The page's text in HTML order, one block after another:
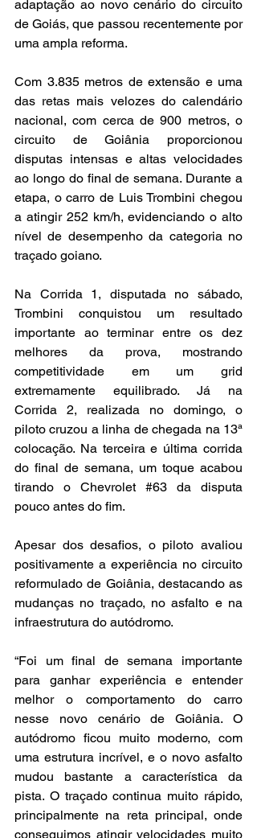
adaptação ao novo cenário do circuito
de Goiás, que passou recentemente por
uma ampla reforma.
Com 3.835 metros de extensão e uma
das retas mais velozes do calendário
nacional, com cerca de 900 metros, o
circuito de Goiânia proporcionou
disputas intensas e altas velocidades
ao longo do final de semana. Durante a
etapa, o carro de Luis Trombini chegou
a atingir 252 km/h, evidenciando o alto
nível de desempenho da categoria no
traçado goiano.
Na Corrida 1, disputada no sábado,
Trombini conquistou um resultado
importante ao terminar entre os dez
melhores da prova, mostrando
competitividade em um grid
extremamente equilibrado. Já na
Corrida 2, realizada no domingo, o
piloto cruzou a linha de chegada na 13ª
colocação. Na terceira e última corrida
do final de semana, um toque acabou
tirando o Chevrolet #63 da disputa
pouco antes do fim.
Apesar dos desafios, o piloto avaliou
positivamente a experiência no circuito
reformulado de Goiânia, destacando as
mudanças no traçado, no asfalto e na
infraestrutura do autódromo.
“Foi um final de semana importante
para ganhar experiência e entender
melhor o comportamento do carro
nesse novo cenário de Goiânia. O
autódromo ficou muito moderno, com
uma estrutura incrível, e o novo asfalto
mudou bastante a característica da
pista. O traçado continua muito rápido,
principalmente na reta principal, onde
conseguimos atingir velocidades muito